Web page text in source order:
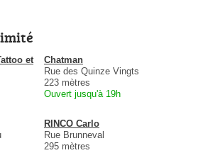
et
Chatman
Rue des Quinze Vingts
223 mètres
Ouvert jusqu'à 19h
RINCO Carlo
Rue Brunneval
295 mètres